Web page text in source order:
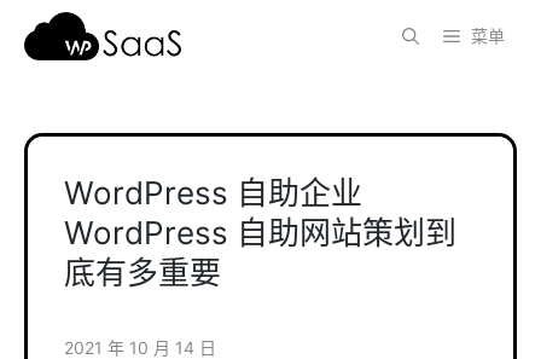
菜单
WordPress 自助企业
WordPress 自助网站策划到
底有多重要
2021 年 10 月 14 日